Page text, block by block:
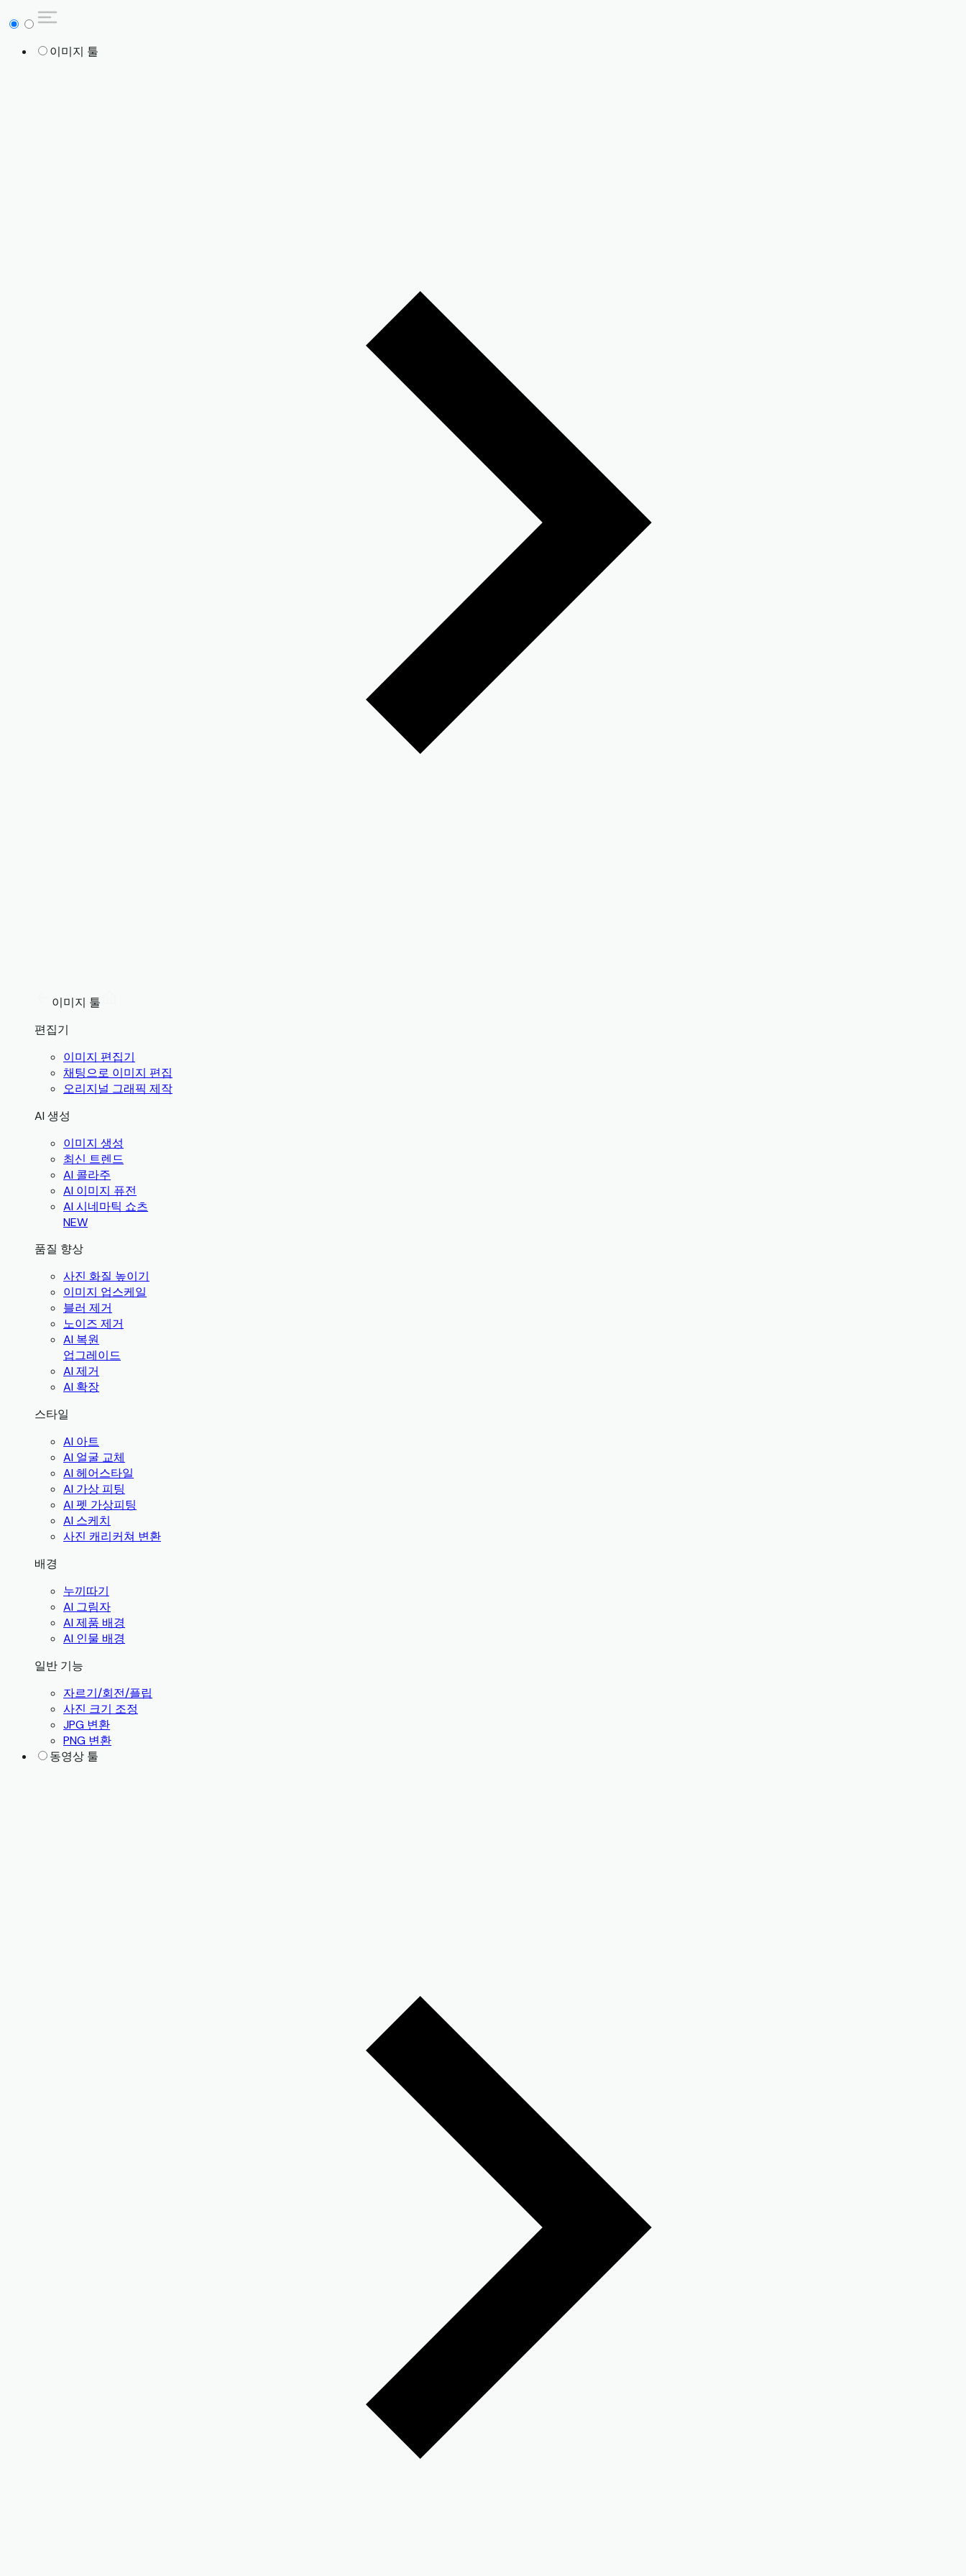
이미지 툴
이미지 툴
편집기
이미지 편집기
채팅으로 이미지 편집
오리지널 그래픽 제작
AI 생성
이미지 생성
최신 트렌드
AI 콜라주
AI 이미지 퓨전
AI 시네마틱 쇼츠
NEW
품질 향상
사진 화질 높이기
이미지 업스케일
블러 제거
노이즈 제거
AI 복원
업그레이드
AI 제거
AI 확장
스타일
AI 아트
AI 얼굴 교체
AI 헤어스타일
AI 가상 피팅
AI 펫 가상피팅
AI 스케치
사진 캐리커쳐 변환
배경
누끼따기
AI 그림자
AI 제품 배경
AI 인물 배경
일반 기능
자르기/회전/플립
사진 크기 조정
JPG 변환
PNG 변환
동영상 툴